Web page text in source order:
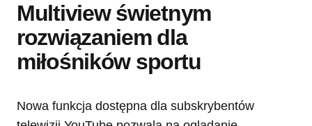
Multiview świetnym
rozwiązaniem dla
miłośników sportu
Nowa funkcja dostępna dla subskrybentów